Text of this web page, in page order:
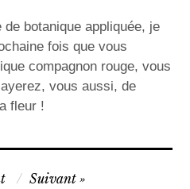
botanique appliquée, je
fois que vous
compagnon rouge, vous
vous aussi, de
fleur !
Suivant